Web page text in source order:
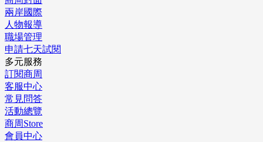
兩岸國際
人物報導
職場管理
申請七天試閱
多元服務
訂閱商周
客服中心
常見問答
活動總覽
商周Store
會員中心